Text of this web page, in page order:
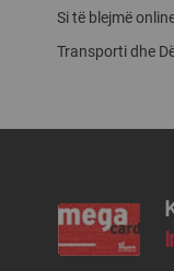
Si të blejmë
Transporti dhe